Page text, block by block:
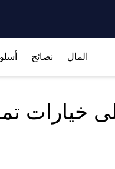
المال نصائح